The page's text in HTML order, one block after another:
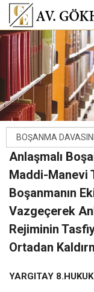
Anlaşmalı
Maddi-Manevi
Boşanmanın
Vazgeçerek
Rejiminin
Ortadan
YARGITAY